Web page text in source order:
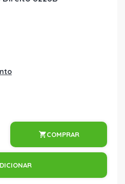
COMPRAR